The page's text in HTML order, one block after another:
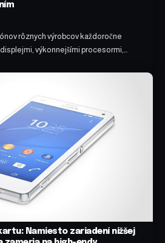
rôznych výrobcov každoročne
výkonnejšími procesormi,…
Namiesto zariadení nižšej